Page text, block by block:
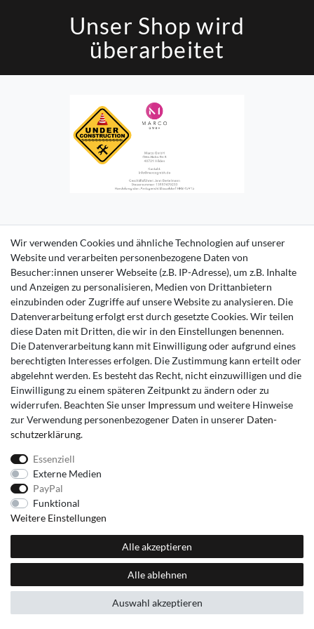
Unser Shop wird
überarbeitet
Wir verwenden Cookies und ähnliche Technologien auf unserer
Website und verarbeiten personenbezogene Daten von
Besucher:innen unserer Webseite (z.B. IP-Adresse), um z.B. Inhalte
und Anzeigen zu personalisieren, Medien von Drittanbietern
einzubinden oder Zugriffe auf unsere Website zu analysieren. Die
Datenverarbeitung erfolgt erst durch gesetzte Cookies. Wir teilen
diese Daten mit Dritten, die wir in den Einstellungen benennen.
Die Datenverarbeitung kann mit Einwilligung oder aufgrund eines
berechtigten Interesses erfolgen. Die Zustimmung kann erteilt oder
abgelehnt werden. Es besteht das Recht, nicht einzuwilligen und die
Einwilligung zu einem späteren Zeitpunkt zu ändern oder zu
widerrufen. Beachten Sie unser Impressum und weitere Hinweise
zur Verwendung personenbezogener Daten in unserer Daten­
schutz­erklärung.
Essenziell
Externe Medien
PayPal
Funktional
Weitere Einstellungen
Alle akzeptieren
Alle ablehnen
Auswahl akzeptieren